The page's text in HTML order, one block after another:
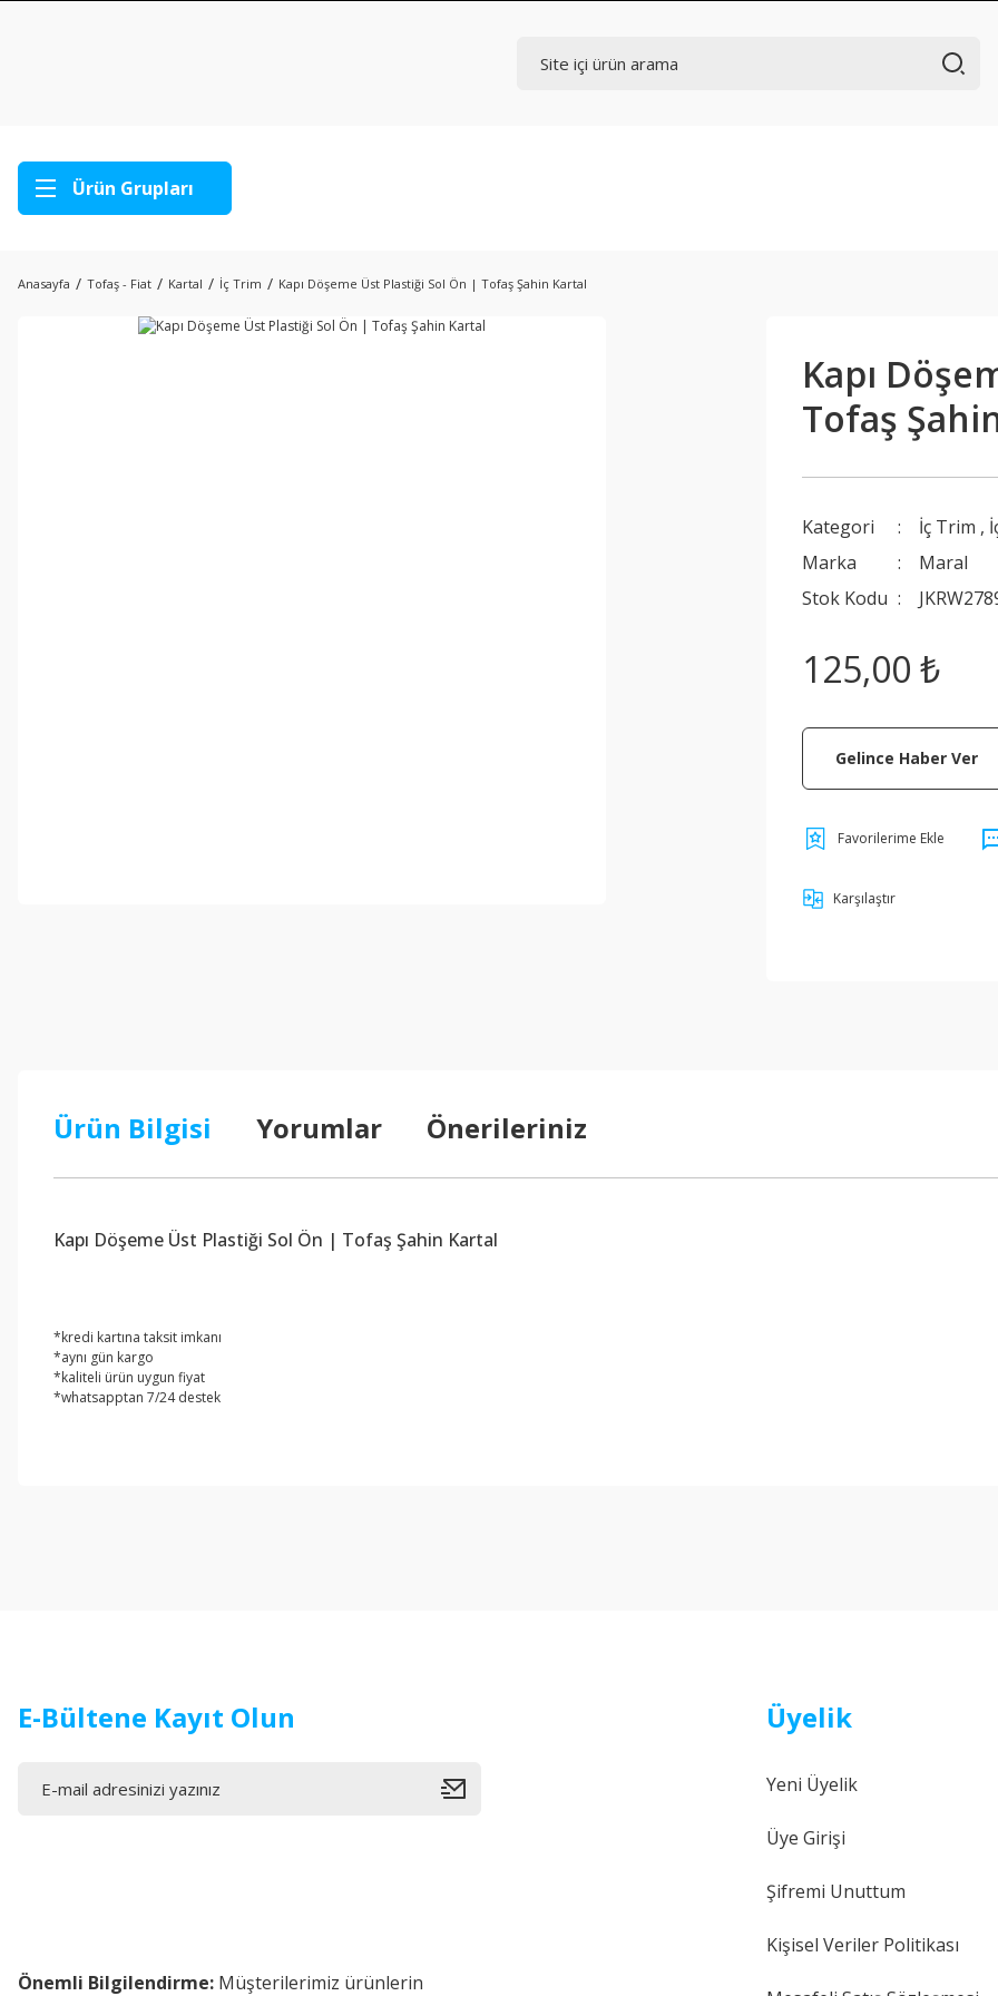
Ürün Grupları
Anasayfa Tofaş - Fiat Kartal İç Trim Kapı Döşeme Üst Plastiği Sol Ön | Tofaş Şahin Kartal
Kapı
Tofaş
Kategori İç Trim ,
Marka
Maral
Stok Kodu
125,00 ₺
Gelince Haber Ver
Karşılaştır
Ürün Bilgisi Yorumlar Önerileriniz
Kapı Döşeme Üst Plastiği Sol Ön | Tofaş Şahin Kartal
*kredi kartına taksit imkanı
*aynı gün kargo
*kaliteli ürün uygun fiyat
*whatsapptan 7/24 destek
E-Bültene Kayıt Olun
Önemli Bilgilendirme: Müşterilerimiz ürünlerin
Üyelik
Yeni Üyelik
Üye Girişi
Şifremi Unuttum
Kişisel Veriler Politikası